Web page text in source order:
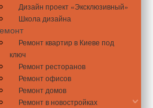
Дизайн проект «Эксклюзивный»
Школа дизайна
Ремонт квартир в Киеве под
ключ
Ремонт ресторанов
Ремонт офисов
Ремонт домов
Ремонт в новостройках
на ул.ул.
ЖК
сезона»